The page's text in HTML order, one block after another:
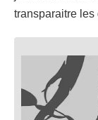
transparaitre les